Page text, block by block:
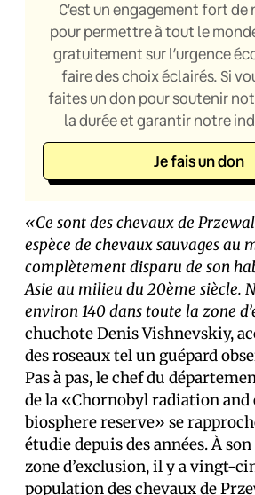
C’est un engagement fort de
pour permettre à tout le
gratuitement sur l’urgence
faire des choix éclairés. Si
faites un don pour soutenir
la durée et garantir notre
Je fais un don
«Ce sont des chevaux de
espèce de chevaux sauvages au
complètement disparu de son
Asie au milieu du 20ème siècle.
environ 140 dans toute la zone
chuchote Denis Vishnevskiy,
des roseaux tel un guépard
Pas à pas, le chef du
de la «Chornobyl radiation and
biosphere reserve» se
étudie depuis des années. À
zone d’exclusion, il y a vingt-
population des chevaux de